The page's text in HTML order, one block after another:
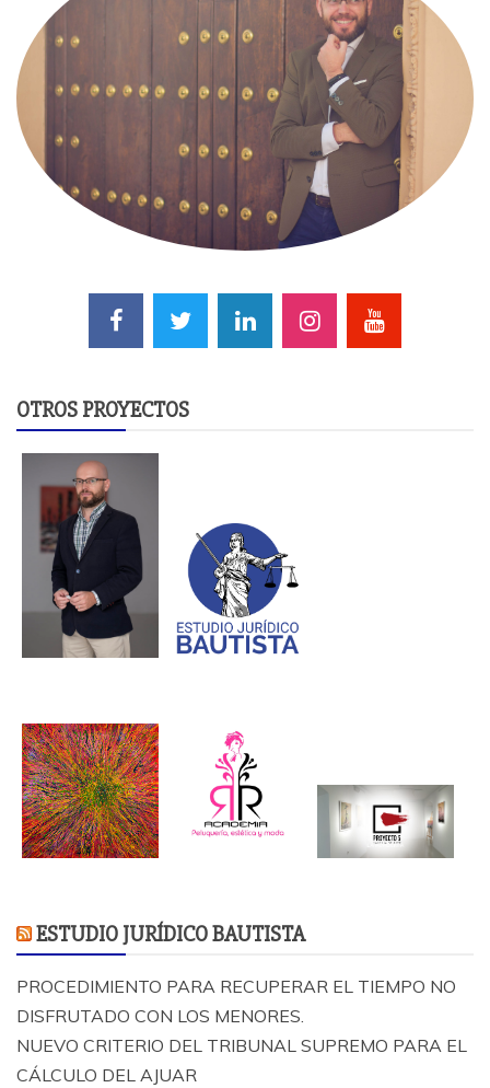
OTROS PROYECTOS
ESTUDIO JURÍDICO BAUTISTA
PROCEDIMIENTO PARA RECUPERAR EL TIEMPO NO
DISFRUTADO CON LOS MENORES.
NUEVO CRITERIO DEL TRIBUNAL SUPREMO PARA EL
CÁLCULO DEL AJUAR